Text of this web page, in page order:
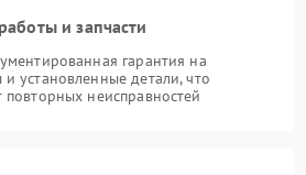
и запчасти
гарантия на
установленные детали, что
неисправностей